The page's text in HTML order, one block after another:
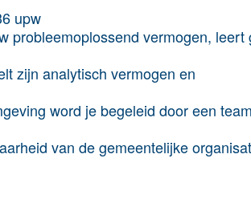
upw
probleemoplossend vermogen, leert
zijn analytisch vermogen en
word je begeleid door een
van de gemeentelijke